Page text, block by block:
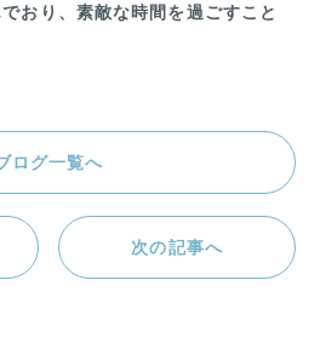
おり、素敵な時間を過ごすこと
ログ一覧へ
次の記事へ